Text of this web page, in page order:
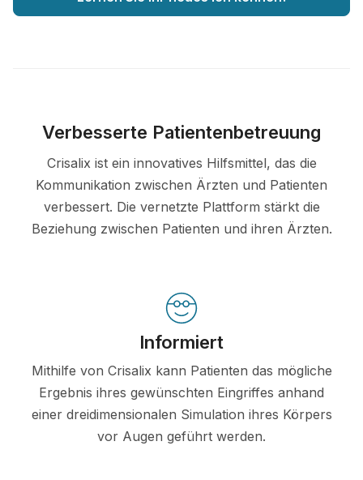
Verbesserte Patientenbetreuung
Crisalix ist ein innovatives Hilfsmittel, das die
Kommunikation zwischen Ärzten und Patienten
verbessert. Die vernetzte Plattform stärkt die
Beziehung zwischen Patienten und ihren Ärzten.
Informiert
Mithilfe von Crisalix kann Patienten das mögliche
Ergebnis ihres gewünschten Eingriffes anhand
einer dreidimensionalen Simulation ihres Körpers
vor Augen geführt werden.